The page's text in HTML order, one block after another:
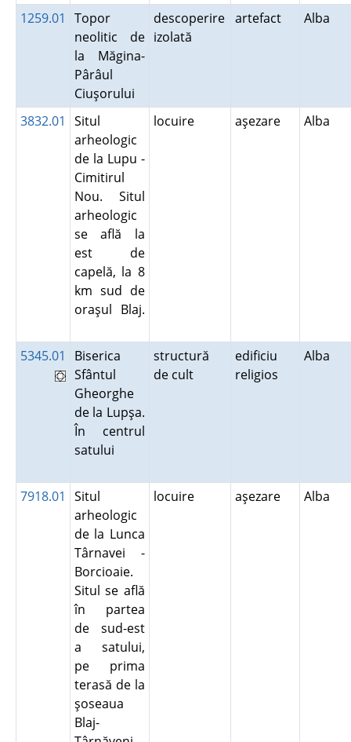
1259.01
Topor
neolitic de
la Măgina-
Pârâul
Ciuşorului
descoperire
izolată
artefact Alba
3832.01
Situl
arheologic
de la Lupu -
Cimitirul
Nou. Situl
arheologic
se află la
est de
capelă, la 8
km sud de
oraşul Blaj.
locuire aşezare Alba
5345.01
Biserica
Sfântul
Gheorghe
de la Lupşa.
În centrul
satului
structură
de cult
edificiu
religios
Alba
7918.01
Situl
arheologic
de la Lunca
Târnavei -
Borcioaie.
Situl se află
în partea
de sud-est
a satului,
pe prima
terasă de la
şoseaua
Blaj-
locuire aşezare Alba